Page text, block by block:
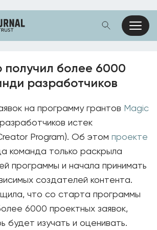
получил более 6000
разработчиков
на программу грантов Magic
истек
Program). Об этом проекте
команда только раскрыла
программы и начала принимать
создателей контента.
что со старта программы
6000 проектных заявок,
будет изучать и оценивать.